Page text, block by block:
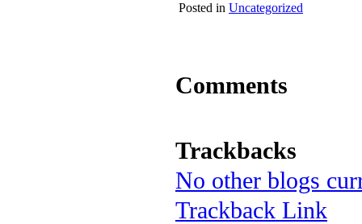
Posted in Uncategorized
Comments
Trackbacks
No other blogs
Trackback Link